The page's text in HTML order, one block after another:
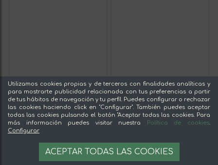
Utilizamos cookies propias y de terceros con finalidades analíticas y
para mostrarte publicidad relacionada con tus preferencias a partir
de tus hábitos de navegación y tu perfil. Puedes configurar o rechazar
las cookies haciendo click en "Configurar". También puedes aceptar
todas las cookies pulsando el botón "Aceptar todas las cookies. Para
más información puedes visitar nuestra
Política de cookies.
Configurar
ACEPTAR TODAS LAS COOKIES